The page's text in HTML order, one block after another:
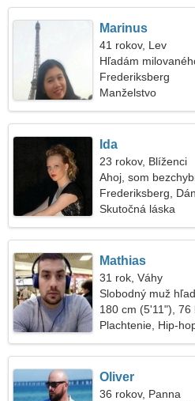
Marinus
41 rokov, Lev
Hľadám
Frederiksberg
Manželstvo
Ida
23 rokov, Blíženci
Ahoj, som
Frederiksberg,
Skutočná láska
Mathias
31 rok, Váhy
Slobodný muž
180 cm (5'11"), 76
Plachtenie, Hip-
Oliver
36 rokov, Panna